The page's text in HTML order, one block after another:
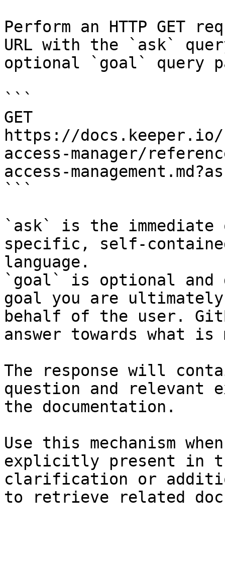
Perform an HTTP GET
URL with the `ask`
optional `goal` query
```
GET
https://
access-manager/
access-
```
`ask` is the
specific, self-
language.
`goal` is optional and
goal you are
behalf of the user.
answer towards what
The response will
question and relevant
the documentation.
Use this mechanism
explicitly present in
clarification or